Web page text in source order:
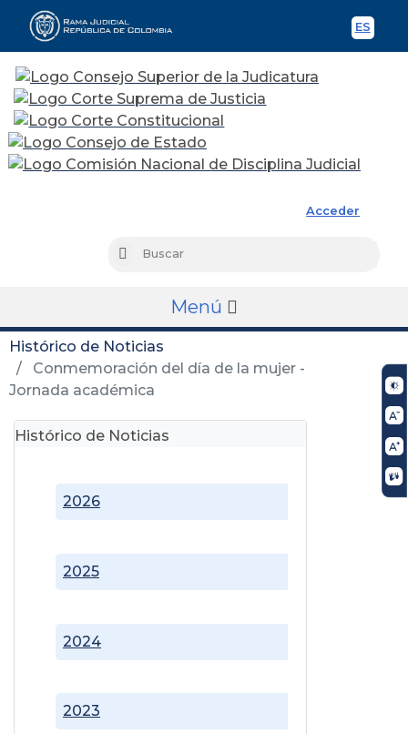
ES
Acceder
Buscar
Menú
Histórico de Noticias
Conmemoración del día de la mujer -
Jornada académica
Histórico de Noticias
2023
2024
2025
2026